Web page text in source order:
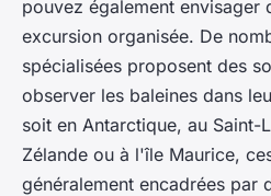
pouvez également envisager
excursion organisée. De
spécialisées proposent des
observer les baleines dans
soit en Antarctique, au Saint-
Zélande ou à l'île Maurice,
généralement encadrées par